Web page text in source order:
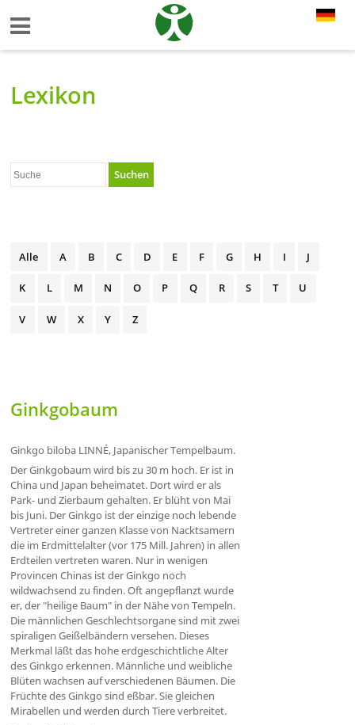
Lexikon
Suchen
Alle A B C D E F G H I J
K L M N O P Q R S T U
V W X Y Z
Ginkgobaum
Ginkgo biloba LINNÉ, Japanischer Tempelbaum.
Der Ginkgobaum wird bis zu 30 m hoch. Er ist in
China und Japan beheimatet. Dort wird er als
Park- und Zierbaum gehalten. Er blüht von Mai
bis Juni. Der Ginkgo ist der einzige noch lebende
Vertreter einer ganzen Klasse von Nacktsamern
die im Erdmittelalter (vor 175 Mill. Jahren) in allen
Erdteilen vertreten waren. Nur in wenigen
Provincen Chinas ist der Ginkgo noch
wildwachsend zu finden. Oft angepflanzt wurde
er, der "heilige Baum" in der Nähe von Tempeln.
Die männlichen Geschlechtsorgane sind mit zwei
spiraligen Geißelbändern versehen. Dieses
Merkmal läßt das hohe erdgeschichtliche Alter
des Ginkgo erkennen. Männliche und weibliche
Blüten wachsen auf verschiedenen Bäumen. Die
Früchte des Ginkgo sind eßbar. Sie gleichen
Mirabellen und werden durch Tiere verbreitet.